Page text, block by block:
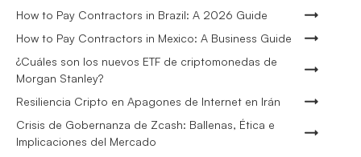
How to Pay Contractors in Brazil: A 2026 Guide
How to Pay Contractors in Mexico: A Business Guide
¿Cuáles son los nuevos ETF de criptomonedas de
Morgan Stanley?
Resiliencia Cripto en Apagones de Internet en Irán
Crisis de Gobernanza de Zcash: Ballenas, Ética e
Implicaciones del Mercado